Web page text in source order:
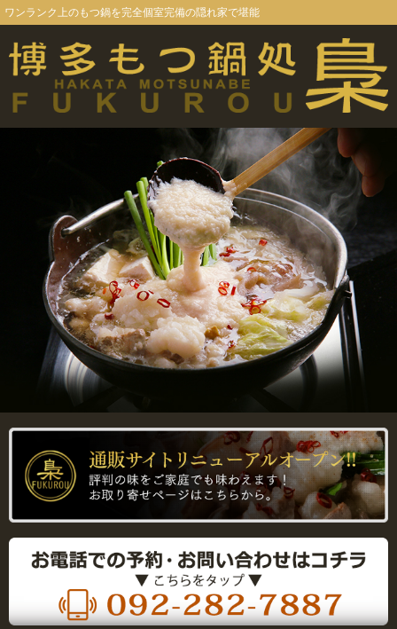
ワンランク上のもつ鍋を完全個室完備の隠れ家で堪能